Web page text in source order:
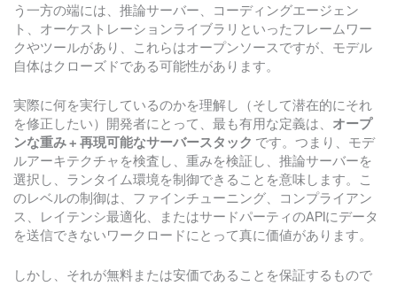
う一方の端には、推論サーバー、コーディングエージェン
ト、オーケストレーションライブラリといったフレームワー
クやツールがあり、これらはオープンソースですが、モデル
自体はクローズドである可能性があります。
実際に何を実行しているのかを理解し（そして潜在的にそれ
を修正したい）開発者にとって、最も有用な定義は、 オープ
ンな重み + 再現可能なサーバースタック です。つまり、モデ
ルアーキテクチャを検査し、重みを検証し、推論サーバーを
選択し、ランタイム環境を制御できることを意味します。こ
のレベルの制御は、ファインチューニング、コンプライアン
ス、レイテンシ最適化、またはサードパーティのAPIにデータ
を送信できないワークロードにとって真に価値があります。
しかし、それが無料または安価であることを保証するもので